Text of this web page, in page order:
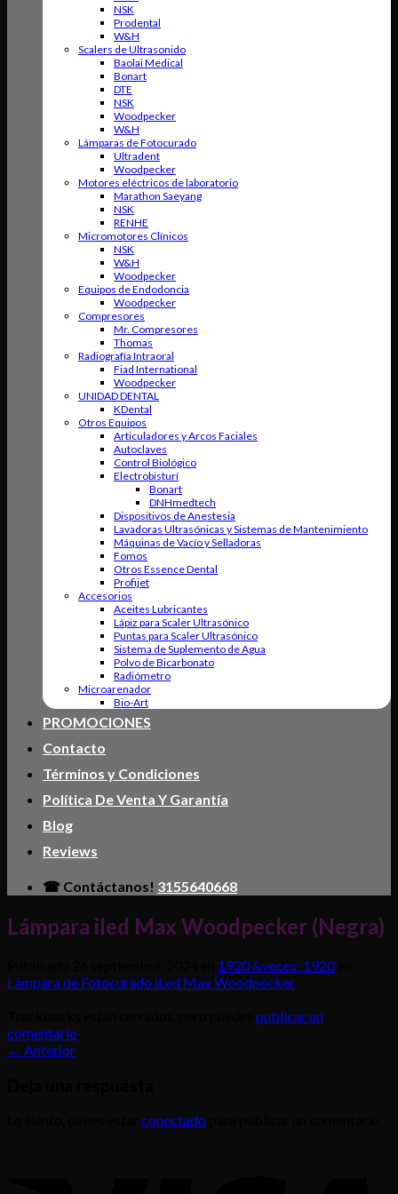
NSK
Prodental
W&H
Scalers de Ultrasonido
Baolai Medical
Bonart
DTE
NSK
Woodpecker
W&H
Lámparas de Fotocurado
Ultradent
Woodpecker
Motores eléctricos de laboratorio
Marathon Saeyang
NSK
RENHE
Micromotores Clínicos
NSK
W&H
Woodpecker
Equipos de Endodoncia
Woodpecker
Compresores
Mr. Compresores
Thomas
Radiografía Intraoral
Fiad International
Woodpecker
UNIDAD DENTAL
KDental
Otros Equipos
Articuladores y Arcos Faciales
Autoclaves
Control Biológico
Electrobisturí
Bonart
DNHmedtech
Dispositivos de Anestesia
Lavadoras Ultrasónicas y Sistemas de Mantenimiento
Máquinas de Vacío y Selladoras
Fomos
Otros Essence Dental
Profijet
Accesorios
Aceites Lubricantes
Lápiz para Scaler Ultrasónico
Puntas para Scaler Ultrasónico
Sistema de Suplemento de Agua
Polvo de Bicarbonato
Radiómetro
Microarenador
Bio-Art
PROMOCIONES
Contacto
Términos y Condiciones
Política De Venta Y Garantía
Blog
Reviews
☎ Contáctanos! 3155640668
Lámpara iled Max Woodpecker (Negra)
1920 &veces; 1920en
Lámpara de Fotocurado iLed Max Woodpecker
publicar un
comentario
← Anterior
conectado